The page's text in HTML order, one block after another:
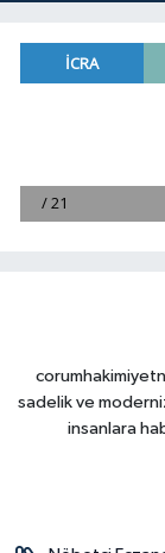
sadelik ve
insanlara